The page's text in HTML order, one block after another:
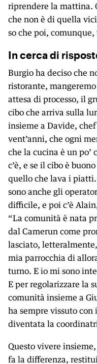
riprendere la mattina.
che non è di quella
so che poi,
In cerca di
Burgio ha deciso che
ristorante,
attesa di processo, il
cibo che arriva sulla
insieme a Davide,
vent’anni, che ogni
che la cucina è un po’
c’è, e se il cibo è
quello che lava i
sono anche gli
difficile, e poi c’è
“La comunità è nata
dal Camerun come
lasciato,
mia parrocchia di
turno. E io mi sono
E per regolarizzare la
comunità insieme a
ha sempre vissuto con
diventata la
Questo vivere
fa la differenza,